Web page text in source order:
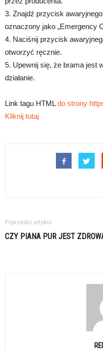
3. Znajdź przycisk
oznaczony jako „Emergency
4. Naciśnij przycisk
otworzyć ręcznie.
5. Upewnij się, że brama jest
działanie.
Link tagu HTMLdo strony
Kliknij tutaj
Poprzedni artykuł
CZY PIANA PUR JEST